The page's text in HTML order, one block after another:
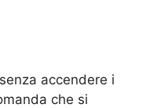
accendere i
che si